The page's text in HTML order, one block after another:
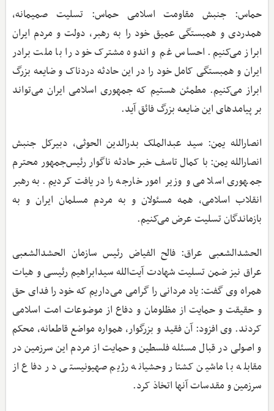
حماس: جنبش مقاومت اسلامی حماس: تسلیت صمیمانه،
همدردی و همبستگی عمیق خود را به رهبر، دولت و مردم ایران
ابراز می‌کنیم. احساس غم و اندوه مشترک خود را با ملت برادر
ایران و همبستگی کامل خود را در این حادثه دردناک و ضایعه بزرگ
ابراز می‌کنیم. مطمئن هستیم که جمهوری اسلامی ایران می‌تواند
بر پیامدهای این ضایعه بزرگ فائق آید.
انصارالله یمن: سید عبدالملک بدرالدین الحوثی، دبیرکل جنبش
انصارالله یمن: با کمال تاسف خبر حادثه ناگوار رئیس‌جمهور محترم
جمهوری اسلامی و وزیر امور خارجه را دریافت کردیم. به رهبر
انقلاب اسلامی، همه مسئولان و به مردم مسلمان ایران و به
بازماندگان تسلیت عرض می‌کنیم.
الحشدالشعبی عراق: فالح الفیاض رئیس سازمان الحشدالشعبی
عراق نیز ضمن تسلیت شهادت آیت‌الله سیدابراهیم رئیسی و هیات
همراه وی گفت: یاد مردانی را گرامی می‌داریم که خود را فدای حق
و حقیقت و حمایت از مظلومان و دفاع از موضوعات امت اسلامی
کردند. وی افزود: آن فقید و بزرگوار، همواره مواضع قاطعانه، محکم
و اصولی در قبال مسئله فلسطین و حمایت از مردم این سرزمین در
مقابله با ماشین کشتار وحشیانه رژیم صهیونیستی در دفاع از
سرزمین و مقدسات آنها اتخاذ کرد.